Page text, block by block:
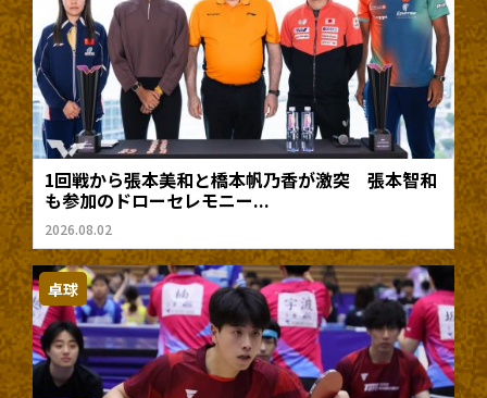
1回戦から張本美和と橋本帆乃香が激突 張本智和
も参加のドローセレモニー...
2026.08.02
卓球